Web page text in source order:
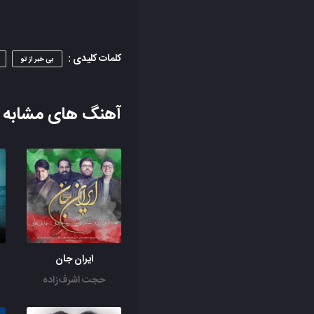
کلمات کلیدی : بی خبر از تو
آهنگ های مشابه
ایران جان
حجت اشرف‌زاده